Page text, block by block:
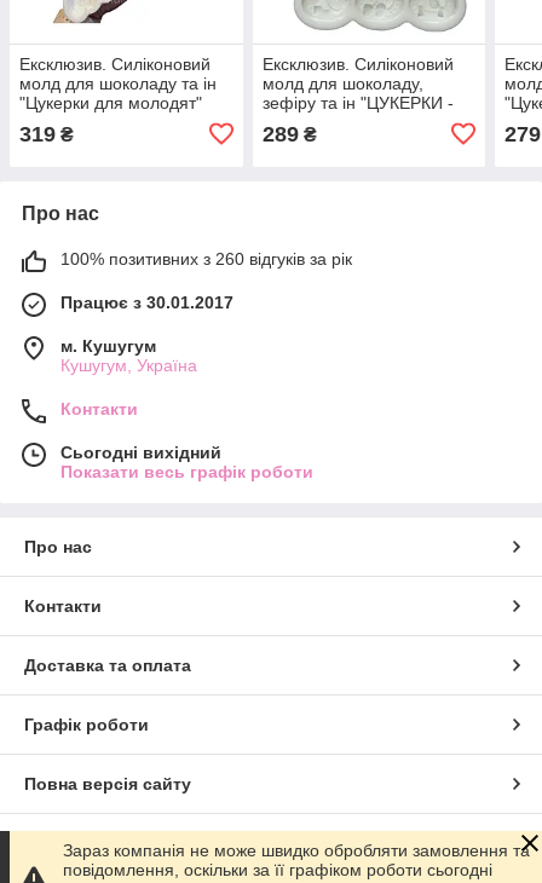
Ексклюзив. Силіконовий
молд для шоколаду та ін
"Цукерки для молодят"
319 ₴
Ексклюзив. Силіконовий
молд для шоколаду,
зефіру та ін "ЦУКЕРКИ -
289₴ 279
Про нас
100% позитивних з 260 відгуків за рік
Працює з 30.01.2017
м. Кушугум
Кушугум, Україна
Контакти
Сьогодні вихідний
Показати весь графік роботи
Про нас
Контакти
Доставка та оплата
Графік роботи
Повна версія сайту
Сайт створено на маркетплейсі Prom.ua
Зараз компанія не може швидко обробляти замовлення та
повідомлення, оскільки за її графіком роботи сьогодні